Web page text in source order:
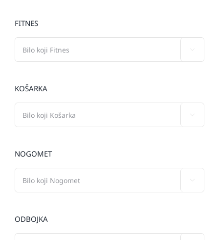
FITNES
KOŠARKA
NOGOMET
ODBOJKA